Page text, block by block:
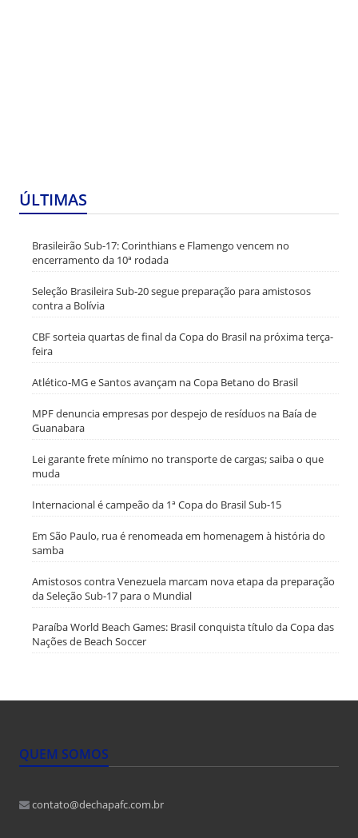
ÚLTIMAS
Brasileirão Sub-17: Corinthians e Flamengo vencem no
encerramento da 10ª rodada
Seleção Brasileira Sub-20 segue preparação para amistosos
contra a Bolívia
CBF sorteia quartas de final da Copa do Brasil na próxima terça-
feira
Atlético-MG e Santos avançam na Copa Betano do Brasil
MPF denuncia empresas por despejo de resíduos na Baía de
Guanabara
Lei garante frete mínimo no transporte de cargas; saiba o que
muda
Internacional é campeão da 1ª Copa do Brasil Sub-15
Em São Paulo, rua é renomeada em homenagem à história do
samba
Amistosos contra Venezuela marcam nova etapa da preparação
da Seleção Sub-17 para o Mundial
Paraíba World Beach Games: Brasil conquista título da Copa das
Nações de Beach Soccer
QUEM SOMOS
contato@dechapafc.com.br